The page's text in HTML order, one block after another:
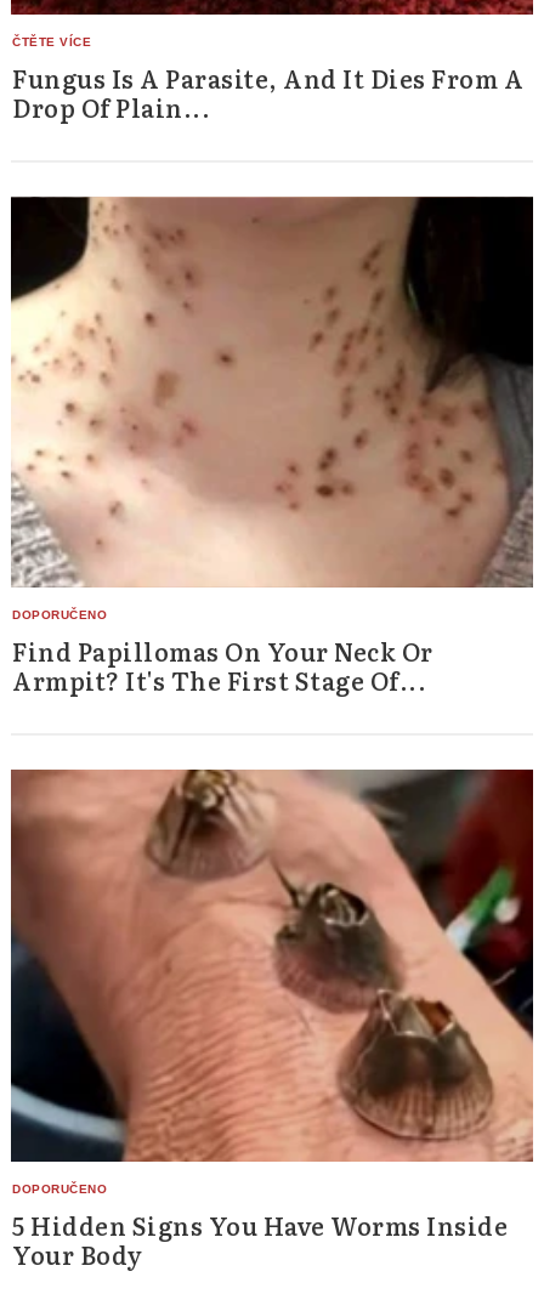
Fungus Is A Parasite, And It Dies From A
Drop Of Plain...
Find Papillomas On Your Neck Or
Armpit? It's The First Stage Of...
5 Hidden Signs You Have Worms Inside
Your Body